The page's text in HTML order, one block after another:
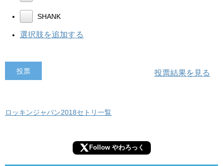
SHANK
選択肢を追加する
投票結果を見る
ロッキンジャパン2018セトリ一覧
Follow やわろっく